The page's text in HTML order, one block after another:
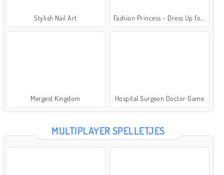
Stylish Nail Art
Mergest Kingdom Hospital Surgeon Doctor Game
MULTIPLAYER SPELLETJES